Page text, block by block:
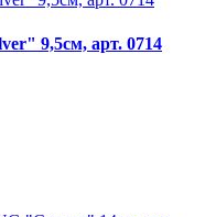
9,5см, арт. 0714